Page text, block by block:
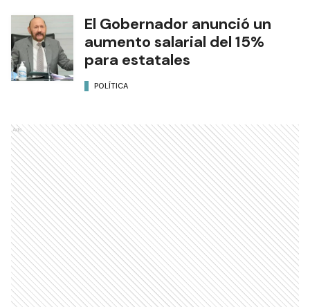
El Gobernador anunció un
aumento salarial del 15%
para estatales
POLÍTICA
Ads